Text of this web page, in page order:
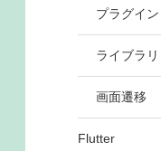
プラグイン
ライブラリ
画面遷移
Flutter